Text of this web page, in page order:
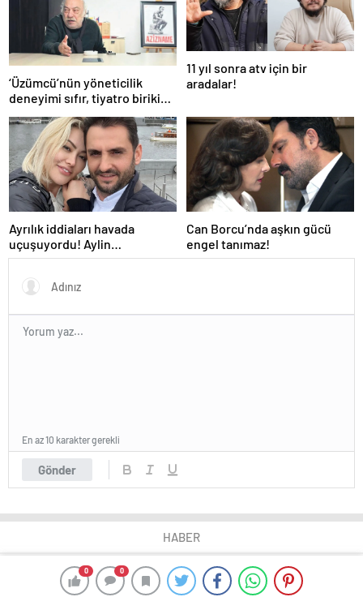
0 0
‘Üzümcü’nün yöneticilik
deneyimi sıfır, tiyatro birikimi
ise tartışmalı!’
11 yıl sonra atv için bir
aradalar!
Ayrılık iddiaları havada
uçuşuyordu! Aylin
Coşkun’dan ‘biz mutluyuz’
Can Borcu’nda aşkın gücü
engel tanımaz!
Gönder
En az 10 karakter gerekli
HABER